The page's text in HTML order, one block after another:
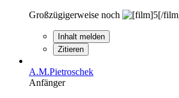
Großzügigerweise noch
Inhalt melden
Zitieren
A.M.Pietroschek
Anfänger